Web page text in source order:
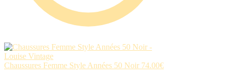
Chaussures Femme Style Années 50 Noir 74.00€